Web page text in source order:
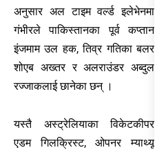
अनुसार अल टाइम वर्ल्ड इलेभेनमा
गंभीरले पाकिस्तानका पूर्व कप्तान
इंजमाम उल हक, तिव्र गतिका बलर
शोएब अख्तर र अलराउंडर अब्दुल
रज्जाकलाई छानेका छन् ।
यस्तै अस्ट्रेलियाका विकेटकीपर
एडम गिलक्रिस्ट, ओपनर म्याथ्यू